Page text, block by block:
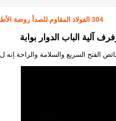
304 الفولاذ المقاوم للصدأ روضة الأطفال سوينغ بوابة حاجز ثنائي الاتجاه
آلية الباب الدوار بوابة
الفتح السريع والسلامة والراحة.إنه ل